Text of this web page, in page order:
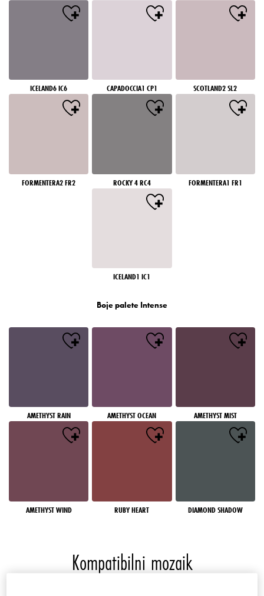
ICELAND6 IC6 CAPADOCCIA1 CP1 SCOTLAND2 SL2
FORMENTERA2 FR2 ROCKY 4 RC4 FORMENTERA1 FR1
ICELAND1 IC1
Boje palete Intense
AMETHYST RAIN AMETHYST OCEAN AMETHYST MIST
AMETHYST WIND RUBY HEART DIAMOND SHADOW
Kompatibilni mozaik